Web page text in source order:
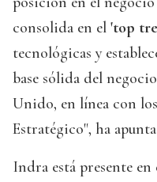
consolida en el 'top
tecnológicas y
base sólida del
Unido, en línea con
Estratégico", ha
Indra está presente